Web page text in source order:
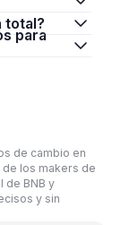
total?
de cambio en
los makers de
de BNB y
y sin